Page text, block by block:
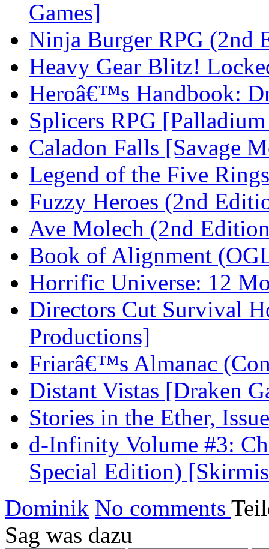
Games]
Ninja Burger RPG (2nd
Heavy Gear Blitz!
Heroâ€™s Handbook:
Splicers RPG
Caladon Falls [Savage
Legend of the Five
Fuzzy Heroes (2nd
Ave Molech (2nd
Book of Alignment
Horrific Universe: 12
Directors Cut Survival
Productions]
Friarâ€™s Almanac
Distant Vistas [Draken
Stories in the Ether,
d-Infinity Volume #3:
Special Edition)
Dominik No comments
Sag was dazu